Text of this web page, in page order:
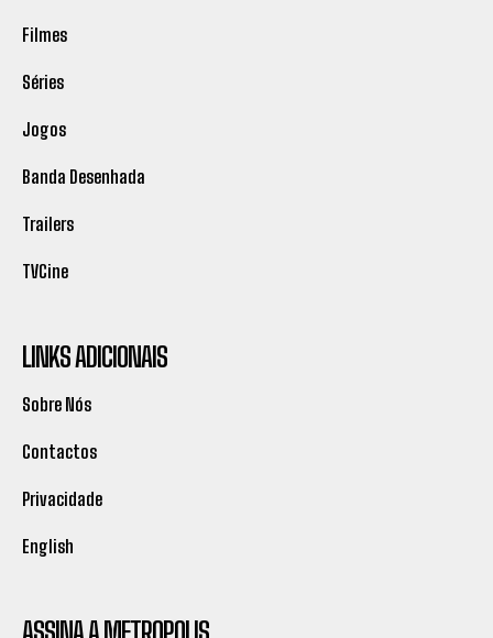
Filmes
Séries
Jogos
Banda Desenhada
Trailers
TVCine
LINKS ADICIONAIS
Sobre Nós
Contactos
Privacidade
English